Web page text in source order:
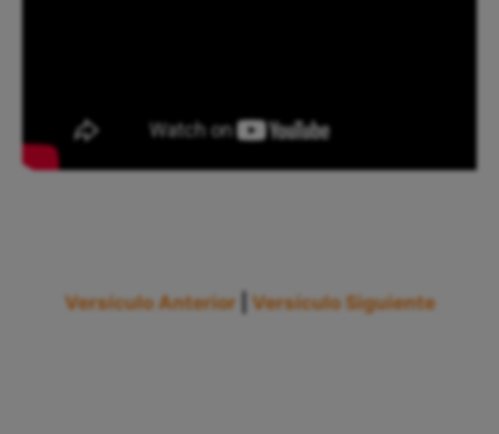
Versículo Anterior Versículo Siguiente